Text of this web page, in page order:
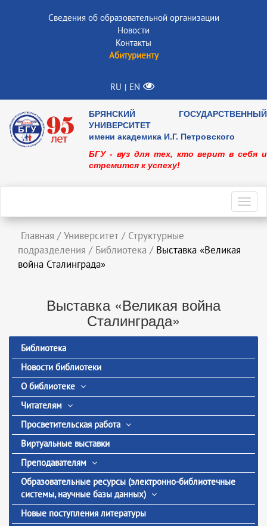
Сведения об образовательной организации
Новости
Контакты
Абитуриенту
RU | EN
БРЯНСКИЙ ГОСУДАРСТВЕННЫЙ
УНИВЕРСИТЕТ
имени академика И.Г. Петровского
БГУ - вуз для тех, кто верит в себя и
стремится к успеху!
Главная / Университет / Структурные
подразделения / Библиотека / Выставка «Великая
война Сталинграда»
Выставка «Великая война
Сталинграда»
Библиотека
Новости библиотеки
О библиотеке
Читателям
Просветительская работа
Виртуальные выставки
Преподавателям
Образовательные ресурсы (электронно-библиотечные
системы, научные базы данных)
Новые поступления литературы